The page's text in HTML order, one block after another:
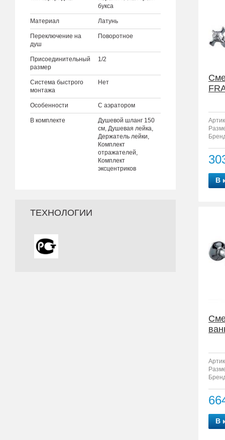
букса
Материал Латунь
Переключение на
душ
Поворотное
Присоединительный
размер
1/2
Система быстрого
монтажа
Нет
Особенности С аэратором
В комплекте
Душевой шланг 150
см, Душевая лейка,
Держатель лейки,
Комплект
отражателей,
Комплект
эксцентриков
ТЕХНОЛОГИИ
В
В